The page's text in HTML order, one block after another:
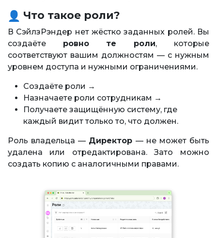
Что такое роли?
В СэйлзРэндер нет жёстко заданных ролей. Вы
создаёте ровно те роли, которые
соответствуют вашим должностям — с нужным
уровнем доступа и нужными ограничениями.
Создаёте роли →
Назначаете роли сотрудникам →
Получаете защищённую систему, где
каждый видит только то, что должен.
Роль владельца — Директор — не может быть
удалена или отредактирована. Зато можно
создать копию с аналогичными правами.